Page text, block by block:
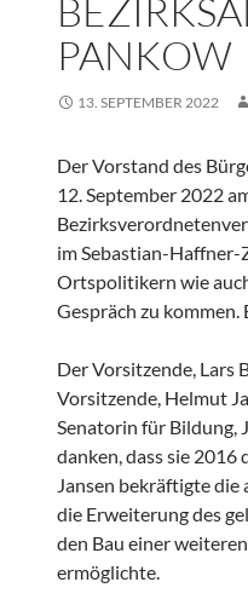
PANKOW
13. SEPTEMBER 2022
Der Vorstand des
12. September 2022
im Sebastian-
Ortspolitikern wie
Gespräch zu
Der Vorsitzende, Lars
Vorsitzende, Helmut
Senatorin für Bildung,
danken, dass sie
Jansen bekräftigte
die Erweiterung des
den Bau einer
ermöglichte.